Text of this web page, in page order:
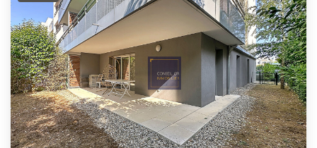
ESTIMATION
NOTRE AGENCE
L'agence
L'équipe
Nous Rejoindre